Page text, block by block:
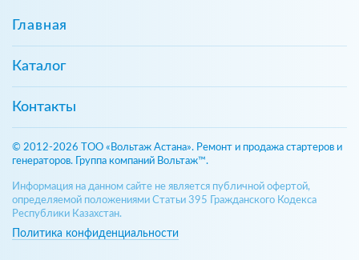
Главная
Каталог
Контакты
© 2012-2026 ТОО «Вольтаж Астана». Ремонт и продажа стартеров и
генераторов. Группа компаний Вольтаж™.
Информация на данном сайте не является публичной офертой,
определяемой положениями Статьи 395 Гражданского Кодекса
Республики Казахстан.
Политика конфиденциальности